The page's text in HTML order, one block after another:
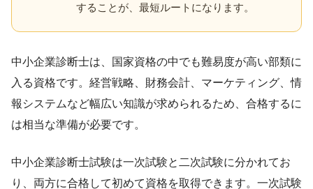
することが、最短ルートになります。
中小企業診断士は、国家資格の中でも難易度が高い部類に
入る資格です。経営戦略、財務会計、マーケティング、情
報システムなど幅広い知識が求められるため、合格するに
は相当な準備が必要です。
中小企業診断士試験は一次試験と二次試験に分かれてお
り、両方に合格して初めて資格を取得できます。一次試験